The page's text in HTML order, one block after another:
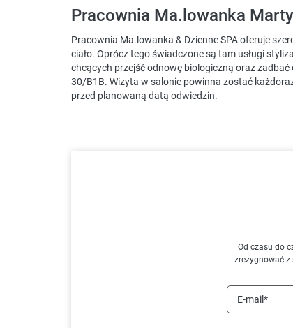
Pracownia Ma.lowanka
Pracownia Ma.lowanka & Dzienne SPA oferuje
ciało. Oprócz tego świadczone są tam usługi
chcących przejść odnowę biologiczną oraz
30/B1B. Wizyta w salonie powinna zostać
przed planowaną datą odwiedzin.
Od czasu do
zrezygnować
E-mail*